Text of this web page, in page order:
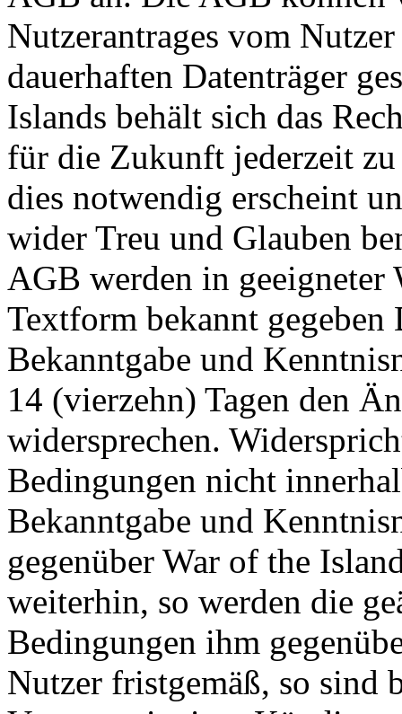
Nutzerantrages vom
dauerhaften Datenträger
Islands behält sich das
für die Zukunft jederzeit zu
dies notwendig erscheint
wider Treu und Glauben
AGB werden in
Textform bekannt gegeben
Bekanntgabe und
14 (vierzehn) Tagen den
widersprechen.
Bedingungen nicht
Bekanntgabe und
gegenüber War of the
weiterhin, so werden die
Bedingungen ihm
Nutzer fristgemäß, so sind